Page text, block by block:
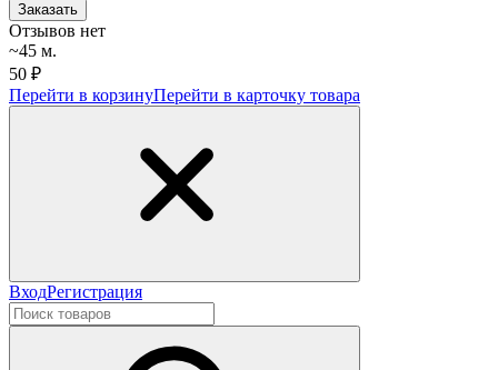
Заказать
Отзывов нет
~45 м.
50 ₽
Перейти в корзинуПерейти в карточку товара
ВходРегистрация